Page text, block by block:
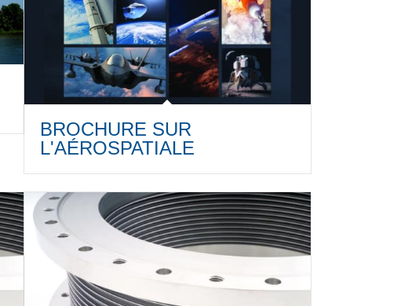
BROCHURE SUR
L'AÉROSPATIALE